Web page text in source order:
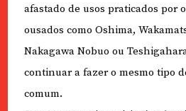
afastado de usos praticados por
ousados como Oshima,
Nakagawa Nobuo ou
continuar a fazer o mesmo tipo
comum.